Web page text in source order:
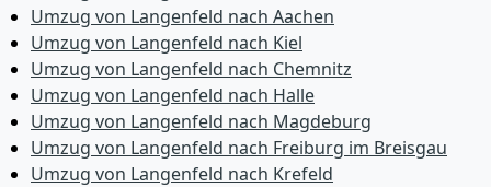
Umzug von Langenfeld nach Aachen
Umzug von Langenfeld nach Kiel
Umzug von Langenfeld nach Chemnitz
Umzug von Langenfeld nach Halle
Umzug von Langenfeld nach Magdeburg
Umzug von Langenfeld nach Freiburg im Breisgau
Umzug von Langenfeld nach Krefeld